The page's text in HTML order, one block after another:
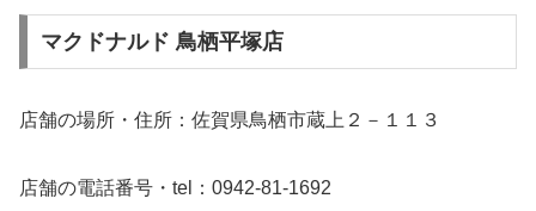
マクドナルド 鳥栖平塚店
店舗の場所・住所：佐賀県鳥栖市蔵上２－１１３
店舗の電話番号・tel：0942-81-1692